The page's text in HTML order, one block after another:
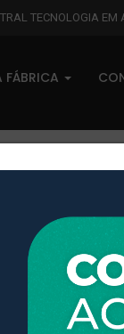
TECNOLOGIA EM
FÁBRICA